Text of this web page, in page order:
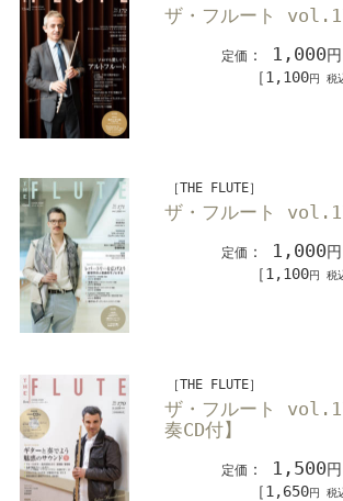
ザ・フルート
定価 ： 1,000円
［1,100円 税
［THE FLUTE］
ザ・フルート
定価 ： 1,000円
［1,100円 税
［THE FLUTE］
ザ・フルート
奏CD付】
定価 ： 1,500円
［1,650円 税